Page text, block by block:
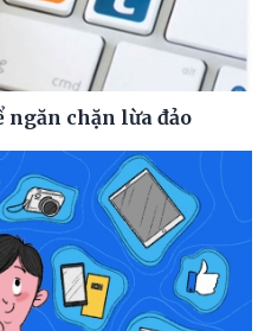
ngăn chặn lừa đảo